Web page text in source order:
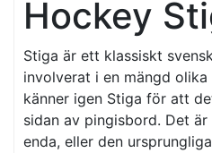
Hockey
Stiga är ett klassiskt
involverat i en mängd olika
känner igen Stiga för att
sidan av pingisbord. Det
enda, eller den